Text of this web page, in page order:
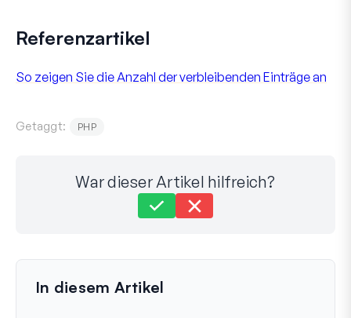
Referenzartikel
So zeigen Sie die Anzahl der verbleibenden Einträge an
Getaggt: PHP
War dieser Artikel hilfreich?
Zuletzt aktualisiert am 31. Mai 2024
In diesem Artikel